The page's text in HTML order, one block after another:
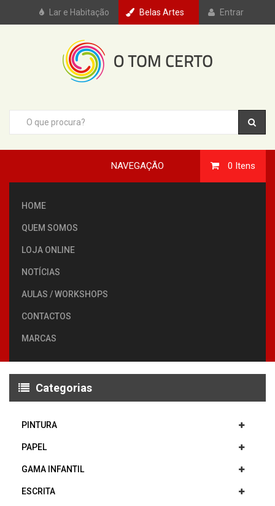
Lar e Habitação Belas Artes Entrar
0 Itens
NAVEGAÇÃO
HOME
QUEM SOMOS
LOJA ONLINE
NOTÍCIAS
AULAS / WORKSHOPS
CONTACTOS
MARCAS
Categorias
PINTURA
PAPEL
GAMA INFANTIL
ESCRITA